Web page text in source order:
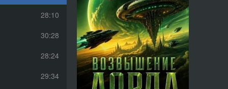
28:10
30:28
28:24
29:34